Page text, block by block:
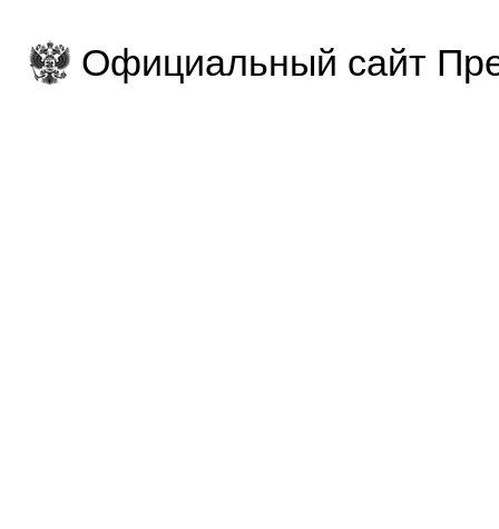
Официальный сайт